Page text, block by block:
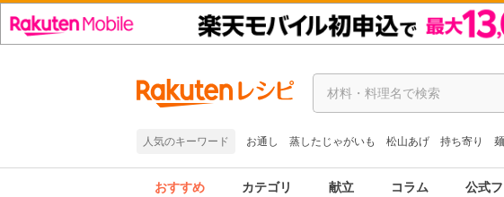
人気のキーワード お通し 蒸したじゃがいも 松山あげ 持ち寄り 麺
おすすめ カテゴリ 献立 コラム 公式